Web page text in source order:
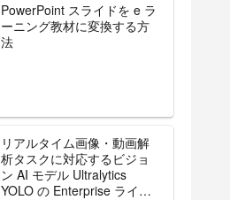
PowerPoint スライドを e ラ
ーニング教材に変換する方
法
リアルタイム画像・動画解
析タスクに対応するビジョ
ン AI モデル Ultralytics
YOLO の Enterprise ライセ